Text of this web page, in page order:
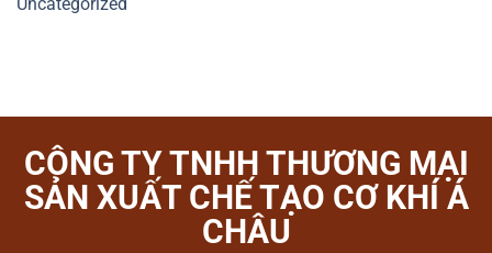
CÔNG TY TNHH THƯƠNG MẠI
SẢN XUẤT CHẾ TẠO CƠ KHÍ Á
CHÂU